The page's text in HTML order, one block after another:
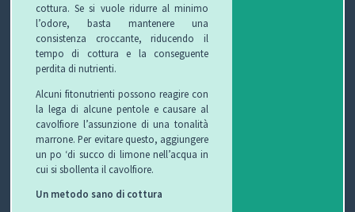
cottura. Se si vuole ridurre al minimo
l’odore, basta mantenere una
consistenza croccante, riducendo il
tempo di cottura e la conseguente
perdita di nutrienti.
Alcuni fitonutrienti possono reagire con
la lega di alcune pentole e causare al
cavolfiore l’assunzione di una tonalità
marrone. Per evitare questo, aggiungere
un po ‘di succo di limone nell’acqua in
cui si sbollenta il cavolfiore.
Un metodo sano di cottura